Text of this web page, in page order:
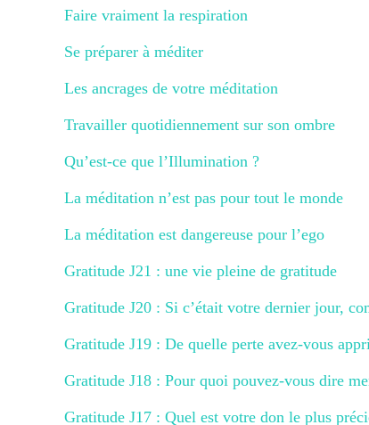
Faire vraiment la respiration
Se préparer à méditer
Les ancrages de votre méditation
Travailler quotidiennement sur son ombre
Qu’est-ce que l’Illumination ?
La méditation n’est pas pour tout le monde
La méditation est dangereuse pour l’ego
Gratitude J21 : une vie pleine de gratitude
Gratitude J20 : Si c’était votre dernier jour,
Gratitude J19 : De quelle perte avez-vous
Gratitude J18 : Pour quoi pouvez-vous dire
Gratitude J17 : Quel est votre don le plus